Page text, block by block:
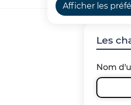
Afficher les
Les
Nom